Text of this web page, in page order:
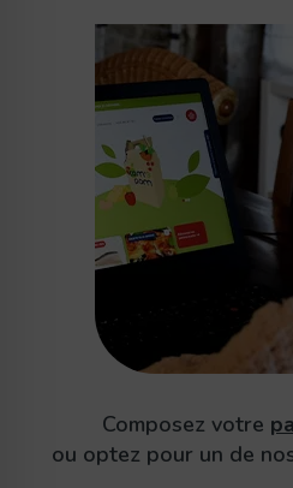
Composez votre
ou optez pour un de